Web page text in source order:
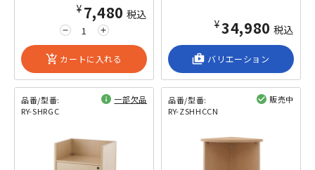
remove add
¥7,480 税込
add_shopping_cart カートに入れる
¥34,980 税込
shop_2 バリエーション
品番/型番:
RY-SHRGC
一部欠品
品番/型番:
RY-ZSHHCCN
販売中